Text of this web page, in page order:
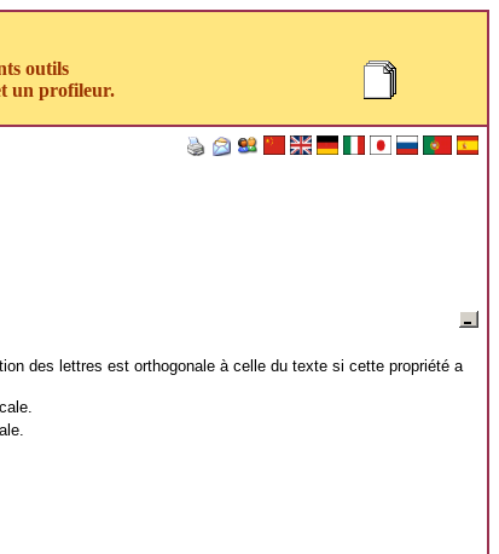
outils
un profileur.
des lettres est orthogonale à celle du texte si cette propriété a